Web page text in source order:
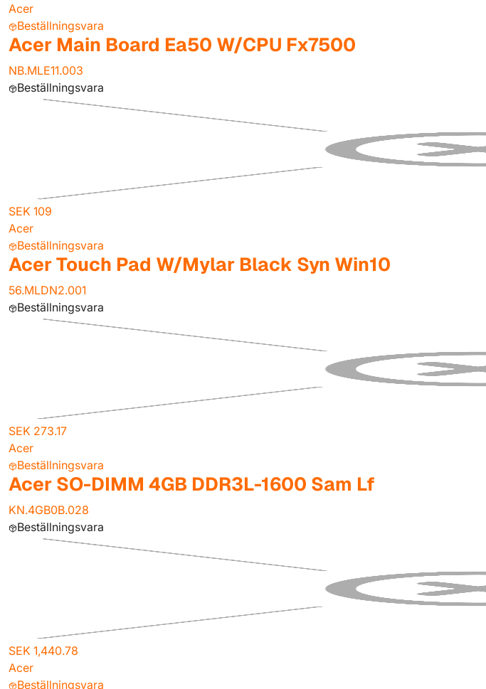
Acer
Beställningsvara
Acer Main Board Ea50 W/CPU Fx7500
NB.MLE11.003
Beställningsvara
SEK 109
Acer
Beställningsvara
Acer Touch Pad W/Mylar Black Syn Win10
56.MLDN2.001
Beställningsvara
SEK 273.17
Acer
Beställningsvara
Acer SO-DIMM 4GB DDR3L-1600 Sam Lf
KN.4GB0B.028
Beställningsvara
SEK 1,440.78
Acer
Beställningsvara